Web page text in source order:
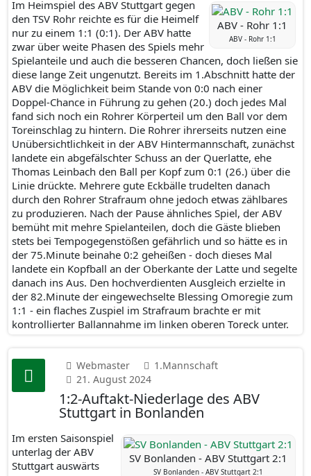
ABV - Rohr 1:1
ABV - Rohr 1:1
Im Heimspiel des ABV Stuttgart gegen
den TSV Rohr reichte es für die Heimelf
nur zu einem 1:1 (0:1). Der ABV hatte
zwar über weite Phasen des Spiels mehr
Spielanteile und auch die besseren Chancen, doch ließen sie
diese lange Zeit ungenutzt. Bereits im 1.Abschnitt hatte der
ABV die Möglichkeit beim Stande von 0:0 nach einer
Doppel-Chance in Führung zu gehen (20.) doch jedes Mal
fand sich noch ein Rohrer Körperteil um den Ball vor dem
Toreinschlag zu hintern. Die Rohrer ihrerseits nutzen eine
Unübersichtlichkeit in der ABV Hintermannschaft, zunächst
landete ein abgefälschter Schuss an der Querlatte, ehe
Thomas Leinbach den Ball per Kopf zum 0:1 (26.) über die
Linie drückte. Mehrere gute Eckbälle trudelten danach
durch den Rohrer Strafraum ohne jedoch etwas zählbares
zu produzieren. Nach der Pause ähnliches Spiel, der ABV
bemüht mit mehre Spielanteilen, doch die Gäste blieben
stets bei Tempogegenstößen gefährlich und so hätte es in
der 75.Minute beinahe 0:2 geheißen - doch dieses Mal
landete ein Kopfball an der Oberkante der Latte und segelte
danach ins Aus. Den hochverdienten Ausgleich erzielte in
der 82.Minute der eingewechselte Blessing Omoregie zum
1:1 - ein flaches Zuspiel im Strafraum brachte er mit
kontrollierter Ballannahme im linken oberen Toreck unter.
Webmaster
1.Mannschaft
21. August 2024
1:2-Auftakt-Niederlage des ABV
Stuttgart in Bonlanden
SV Bonlanden - ABV Stuttgart 2:1
SV Bonlanden - ABV Stuttgart 2:1
Im ersten Saisonspiel
unterlag der ABV
Stuttgart auswärts